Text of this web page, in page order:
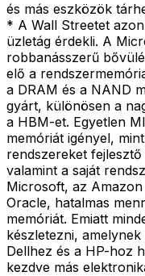
és más eszközök
* A Wall Streetet
üzletág érdekli. A
robbanásszerű
elő a
a DRAM és a NAND
gyárt, különösen a
a HBM-et. Egyetlen
memóriát igényel,
rendszereket
valamint a saját
Microsoft, az
Oracle, hatalmas
memóriát. Emiatt
készletezni,
Dellhez és a HP-hoz
kezdve más